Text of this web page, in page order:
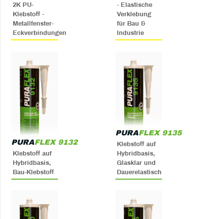
2K PU-
Klebstoff -
Metallfenster-
Eckverbindungen
- Elastische
Verklebung
für Bau &
Industrie
PURAFLEX 9132
Klebstoff auf
Hybridbasis,
Bau-Klebstoff
PURAFLEX 9135
Klebstoff auf
Hybridbasis,
Glasklar und
Dauerelastisch